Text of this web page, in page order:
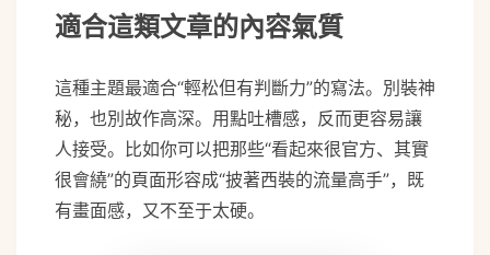
適合這類文章的內容氣質
這種主題最適合“輕松但有判斷力”的寫法。別裝神
秘，也別故作高深。用點吐槽感，反而更容易讓
人接受。比如你可以把那些“看起來很官方、其實
很會繞”的頁面形容成“披著西裝的流量高手”，既
有畫面感，又不至于太硬。